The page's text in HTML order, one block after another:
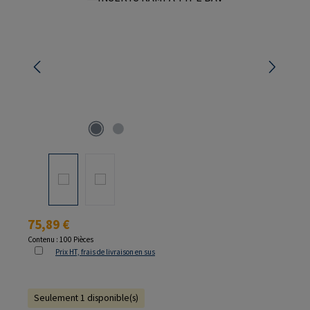
Prix régulier :
75,89 €
Contenu : 100 Pièces
Prix HT, frais de livraison en sus
Seulement 1 disponible(s)